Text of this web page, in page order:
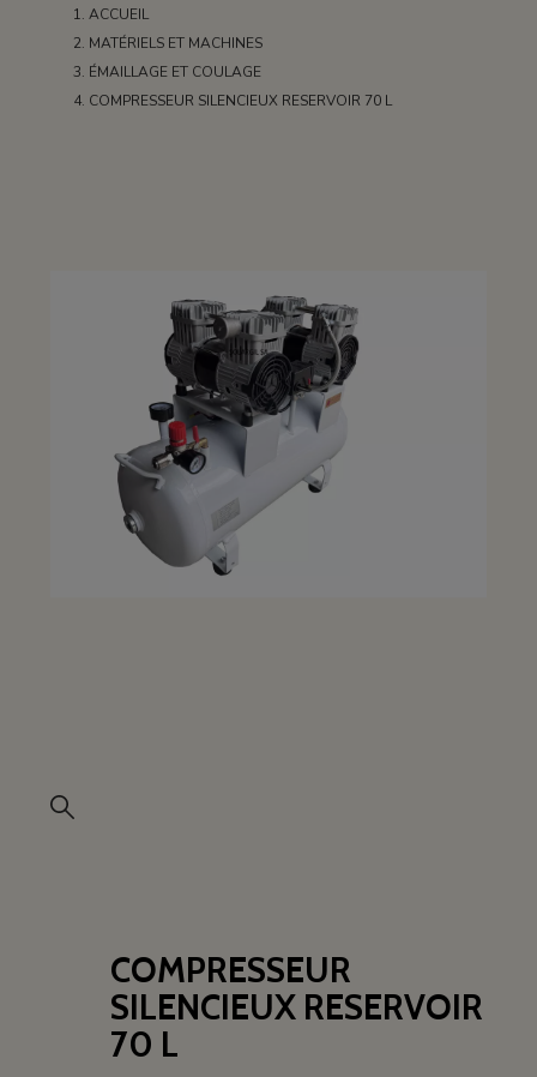
ACCUEIL
MATÉRIELS ET MACHINES
ÉMAILLAGE ET COULAGE
COMPRESSEUR SILENCIEUX RESERVOIR 70 L
COMPRESSEUR
SILENCIEUX RESERVOIR
70 L